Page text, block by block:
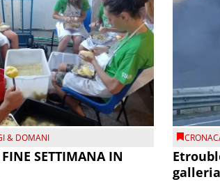
& DOMANI
FINE SETTIMANA IN